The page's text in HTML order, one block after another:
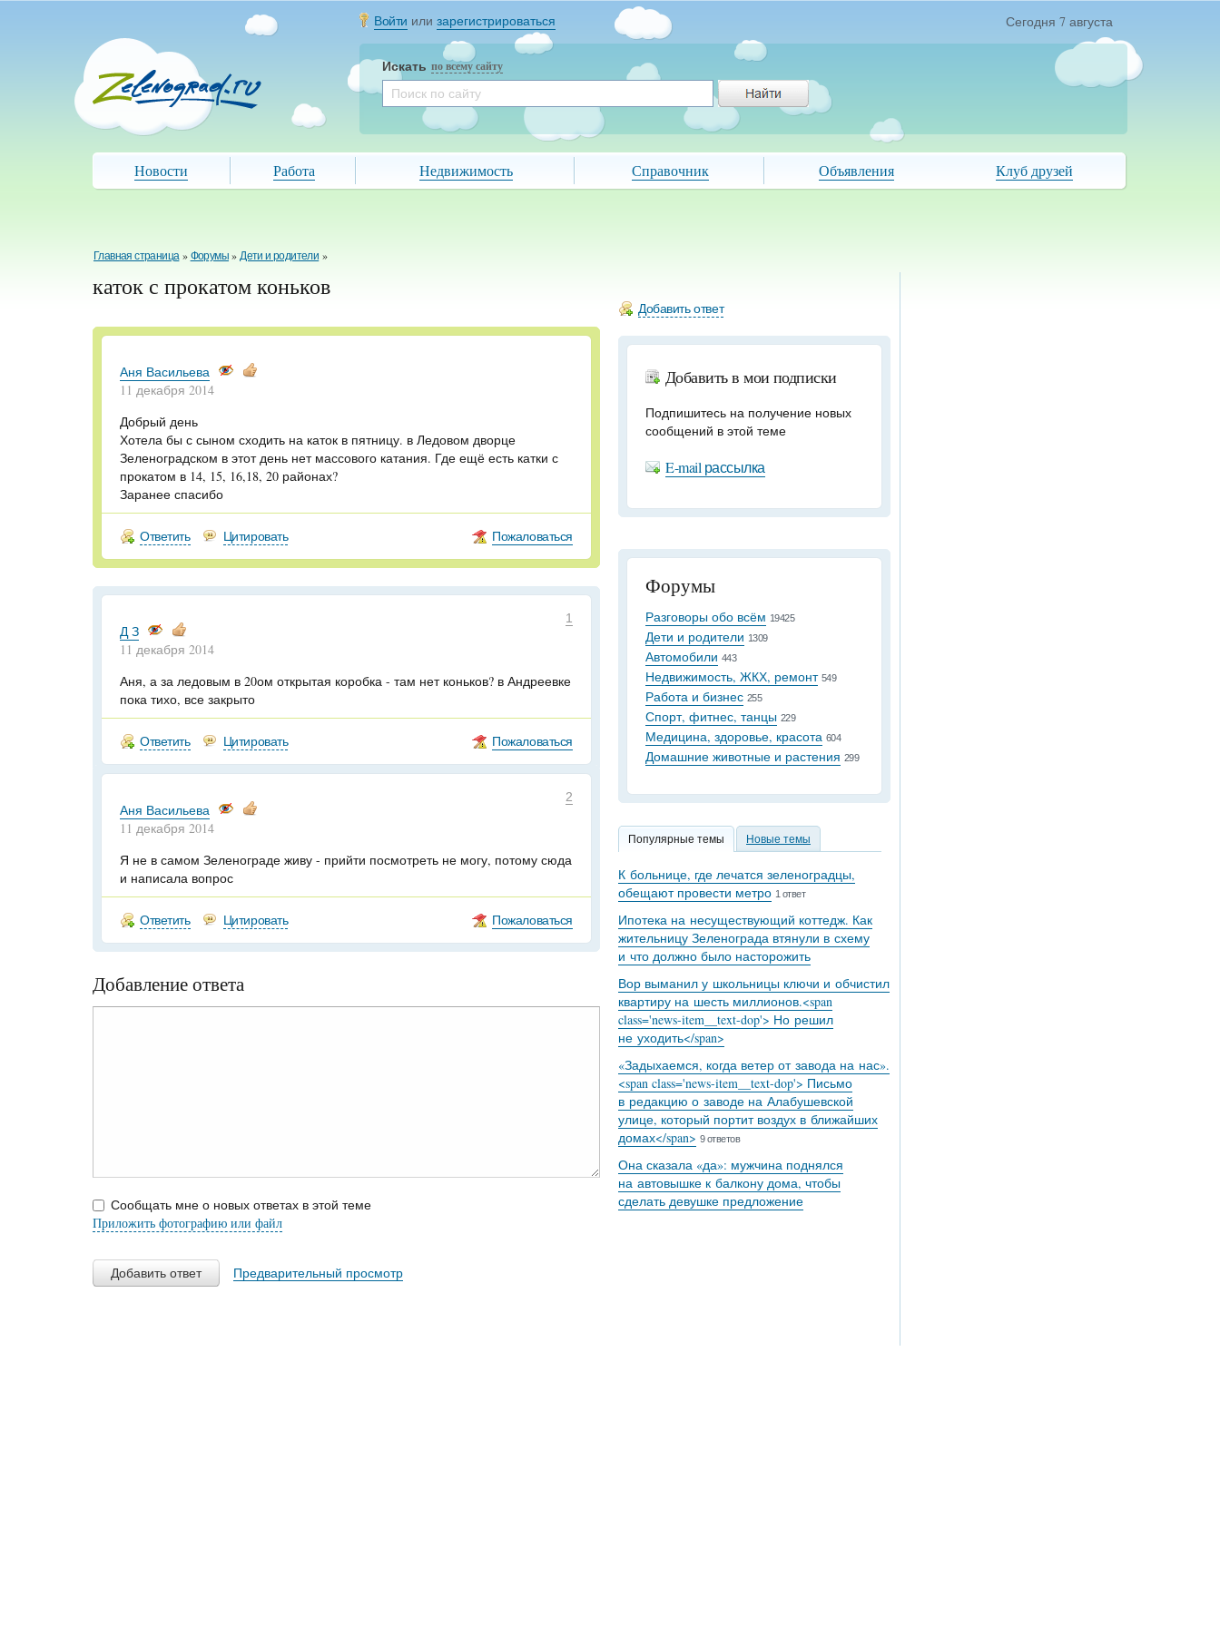
Войти или зарегистрироваться Сегодня 7 августа
Искать по всему сайту
Новости Работа Недвижимость Справочник Объявления Клуб друзей
Главная страница »Форумы» Дети и родители »
каток с прокатом коньков
Аня Васильева
11 декабря 2014
Добрый день
Хотела бы с сыном сходить на каток в пятницу. в Ледовом дворце
Зеленоградском в этот день нет массового катания. Где ещё есть катки с
прокатом в 14, 15, 16,18, 20 районах?
Заранее спасибо
Ответить Цитировать Пожаловаться
1
Д З
11 декабря 2014
Аня, а за ледовым в 20ом открытая коробка - там нет коньков? в Андреевке
пока тихо, все закрыто
Ответить Цитировать Пожаловаться
2
Аня Васильева
11 декабря 2014
Я не в самом Зеленограде живу - прийти посмотреть не могу, потому сюда
и написала вопрос
Ответить Цитировать Пожаловаться
Добавление ответа
Сообщать мне о новых ответах в этой теме
Приложить фотографию или файл
Добавить ответ Предварительный просмотр
Добавить ответ
Добавить в мои подписки
Подпишитесь на получение новых
сообщений в этой теме
E-mail рассылка
Форумы
Разговоры обо всём 19425
Дети и родители 1309
Автомобили 443
Недвижимость, ЖКХ, ремонт 549
Работа и бизнес 255
Спорт, фитнес, танцы 229
Медицина, здоровье, красота 604
Домашние животные и растения 299
Популярные темы Новые темы
К больнице, где лечатся зеленоградцы,
обещают провести метро 1 ответ
Ипотека на несуществующий коттедж. Как
жительницу Зеленограда втянули в схему
и что должно было насторожить
Вор выманил у школьницы ключи и обчистил
квартиру на шесть миллионов.<span
class='news-item__text-dop'> Но решил
не уходить</span>
«Задыхаемся, когда ветер от завода на нас».
<span class='news-item__text-dop'> Письмо
в редакцию о заводе на Алабушевской
улице, который портит воздух в ближайших
домах</span> 9 ответов
Она сказала «да»: мужчина поднялся
на автовышке к балкону дома, чтобы
сделать девушке предложение